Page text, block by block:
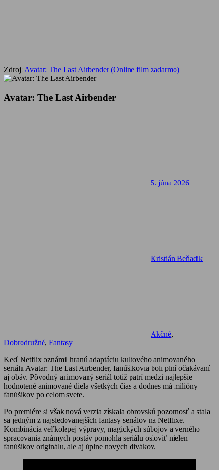
Zdroj: Avatar: The Last Airbender (Online film zadarmo)
Avatar: The Last Airbender
5. júna 2026
Kristián Beňadik
Akčné,
Dobrodružné, Fantasy
Keď Netflix oznámil hranú adaptáciu kultového animovaného
seriálu Avatar: The Last Airbender, fanúšikovia boli plní očakávaní
aj obáv. Pôvodný animovaný seriál totiž patrí medzi najlepšie
hodnotené animované diela všetkých čias a dodnes má milióny
fanúšikov po celom svete.
Po premiére si však nová verzia získala obrovskú pozornosť a stala
sa jedným z najsledovanejších fantasy seriálov na Netflixe.
Kombinácia veľkolepej výpravy, magických súbojov a verného
spracovania známych postáv pomohla seriálu osloviť nielen
fanúšikov originálu, ale aj úplne nových divákov.